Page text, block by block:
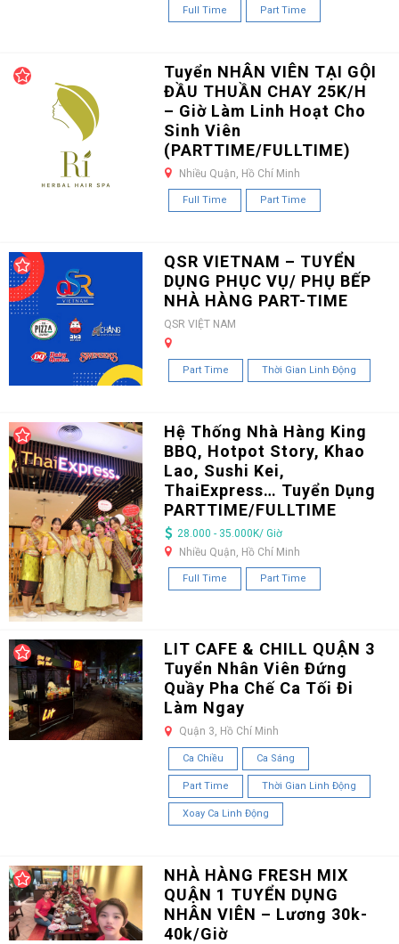
Full Time Part Time
Tuyển NHÂN VIÊN TẠI GỘI
ĐẦU THUẦN CHAY 25K/H
– Giờ Làm Linh Hoạt Cho
Sinh Viên
(PARTTIME/FULLTIME)
Nhiều Quận, Hồ Chí Minh
Full Time Part Time
QSR VIETNAM – TUYỂN
DỤNG PHỤC VỤ/ PHỤ BẾP
NHÀ HÀNG PART-TIME
QSR VIỆT NAM
Part Time Thời Gian Linh Động
Hệ Thống Nhà Hàng King
BBQ, Hotpot Story, Khao
Lao, Sushi Kei,
ThaiExpress… Tuyển Dụng
PARTTIME/FULLTIME
28.000 - 35.000K/ Giờ
Nhiều Quận, Hồ Chí Minh
Full Time Part Time
LIT CAFE & CHILL QUẬN 3
Tuyển Nhân Viên Đứng
Quầy Pha Chế Ca Tối Đi
Làm Ngay
Quận 3, Hồ Chí Minh
Ca Chiều Ca Sáng
Part Time Thời Gian Linh Động
Xoay Ca Linh Động
NHÀ HÀNG FRESH MIX
QUẬN 1 TUYỂN DỤNG
NHÂN VIÊN – Lương 30k-
40k/Giờ